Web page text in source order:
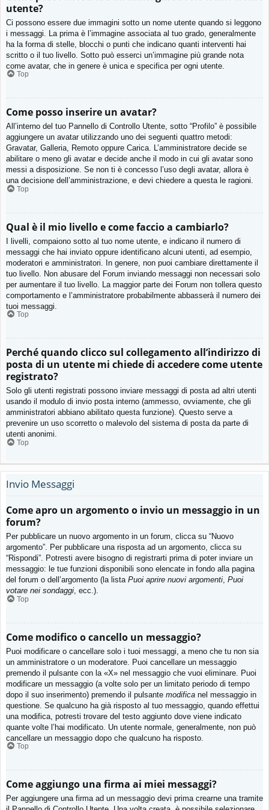
utente?
Ci possono essere due immagini sotto un nome utente quando si leggono
i messaggi. La prima è l’immagine associata al tuo grado, generalmente
ha la forma di stelle, blocchi o punti che indicano quanti interventi hai
scritto o il tuo livello. Sotto può esserci un’immagine più grande nota
come avatar, che in genere è unica e specifica per ogni utente.
Top
Come posso inserire un avatar?
All’interno del tuo Pannello di Controllo Utente, sotto “Profilo” è possibile
aggiungere un avatar utilizzando uno dei seguenti quattro metodi:
Gravatar, Galleria, Remoto oppure Carica. L’amministratore decide se
abilitare o meno gli avatar e decide anche il modo in cui gli avatar sono
messi a disposizione. Se non ti è concesso l’uso degli avatar, allora è
una decisione dell’amministrazione, e devi chiedere a questa le ragioni.
Top
Qual è il mio livello e come faccio a cambiarlo?
I livelli, compaiono sotto al tuo nome utente, e indicano il numero di
messaggi che hai inviato oppure identificano alcuni utenti, ad esempio,
moderatori e amministratori. In genere, non puoi cambiare direttamente il
tuo livello. Non abusare del Forum inviando messaggi non necessari solo
per aumentare il tuo livello. La maggior parte dei Forum non tollera questo
comportamento e l’amministratore probabilmente abbasserà il numero dei
tuoi messaggi.
Top
Perché quando clicco sul collegamento all’indirizzo di
posta di un utente mi chiede di accedere come utente
registrato?
Solo gli utenti registrati possono inviare messaggi di posta ad altri utenti
usando il modulo di invio posta interno (ammesso, ovviamente, che gli
amministratori abbiano abilitato questa funzione). Questo serve a
prevenire un uso scorretto o malevolo del sistema di posta da parte di
utenti anonimi.
Top
Invio Messaggi
Come apro un argomento o invio un messaggio in un
forum?
Per pubblicare un nuovo argomento in un forum, clicca su “Nuovo
argomento”. Per pubblicare una risposta ad un argomento, clicca su
“Rispondi”. Potresti avere bisogno di registrarti prima di poter inviare un
messaggio: le tue funzioni disponibili sono elencate in fondo alla pagina
del forum o dell’argomento (la lista Puoi aprire nuovi argomenti, Puoi
votare nei sondaggi, ecc.).
Top
Come modifico o cancello un messaggio?
Puoi modificare o cancellare solo i tuoi messaggi, a meno che tu non sia
un amministratore o un moderatore. Puoi cancellare un messaggio
premendo il pulsante con la «X» nel messaggio che vuoi eliminare. Puoi
modificare un messaggio (a volte solo per un limitato periodo di tempo
dopo il suo inserimento) premendo il pulsante modifica nel messaggio in
questione. Se qualcuno ha già risposto al tuo messaggio, quando effettui
una modifica, potresti trovare del testo aggiunto dove viene indicato
quante volte l’hai modificato. Un utente normale, generalmente, non può
cancellare un messaggio dopo che qualcuno ha risposto.
Top
Come aggiungo una firma ai miei messaggi?
Per aggiungere una firma ad un messaggio devi prima crearne una tramite